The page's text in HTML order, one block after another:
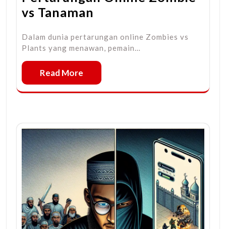
vs Tanaman
Dalam dunia pertarungan online Zombies vs
Plants yang menawan, pemain…
Read More